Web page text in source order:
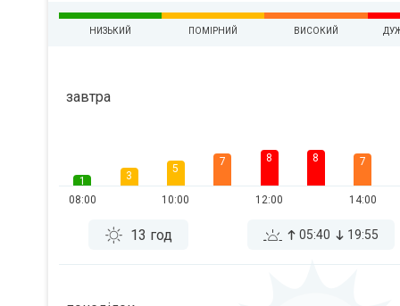
НИЗЬКИЙ ПОМІРНИЙ ВИСОКИЙ
завтра
1
08:00
3
5
10:00
7 8
12:00
8 7
14:00
13 год 05:40 19:55